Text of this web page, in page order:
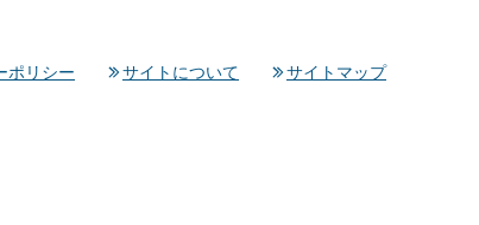
ポリシー サイトについて サイトマップ